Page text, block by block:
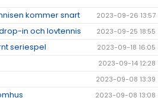
kommer snart 2023-09-26 13:57
in och lovtennis 2023-09-25 18:55
seriespel 2023-09-18 16:05
2023-09-14 12:28
2023-09-08 13:39
2023-09-08 13:08